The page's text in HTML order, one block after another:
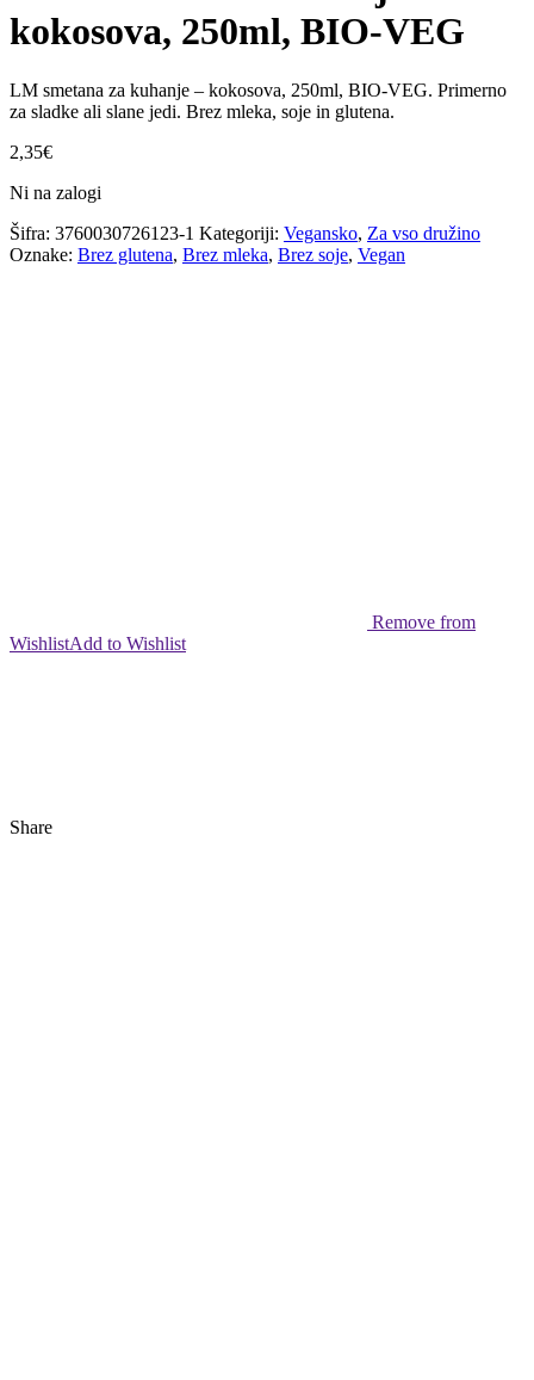
kokosova, 250ml, BIO-VEG
LM smetana za kuhanje – kokosova, 250ml, BIO-VEG. Primerno
za sladke ali slane jedi. Brez mleka, soje in glutena.
2,35€
Ni na zalogi
Šifra: 3760030726123-1 Kategoriji: Vegansko, Za vso družino
Oznake: Brez glutena, Brez mleka, Brez soje, Vegan
Remove from
WishlistAdd to Wishlist
Share